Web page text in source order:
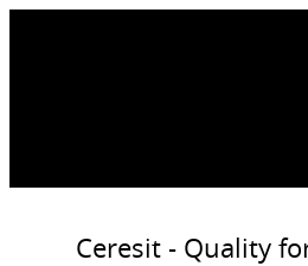
Ceresit - Quality